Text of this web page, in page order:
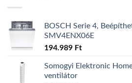
BOSCH Serie 4,
SMV4ENX06E
194.989 Ft
Somogyi Elektronic
ventilátor